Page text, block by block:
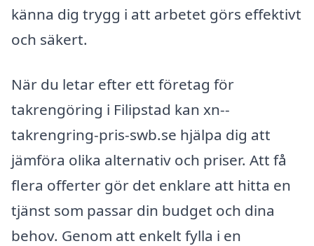
känna dig trygg i att arbetet görs effektivt
och säkert.
När du letar efter ett företag för
takrengöring i Filipstad kan xn--
takrengring-pris-swb.se hjälpa dig att
jämföra olika alternativ och priser. Att få
flera offerter gör det enklare att hitta en
tjänst som passar din budget och dina
behov. Genom att enkelt fylla i en